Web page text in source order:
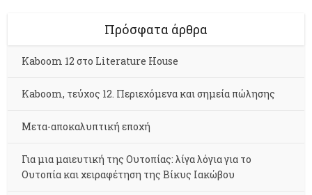
Πρόσφατα άρθρα
Kaboom 12 στο Literature House
Kaboom, τεύχος 12. Περιεχόμενα και σημεία πώλησης
Μετα-αποκαλυπτική εποχή
Για μια μαιευτική της Ουτοπίας: λίγα λόγια για το
Ουτοπία και χειραφέτηση της Βίκυς Ιακώβου